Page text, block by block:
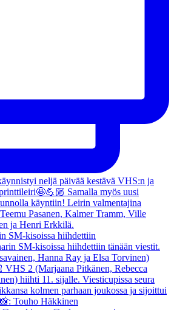
SM-kisoissa hiihdettiin